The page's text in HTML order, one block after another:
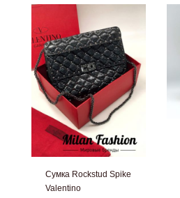
Сумка Rockstud Spike
Valentino